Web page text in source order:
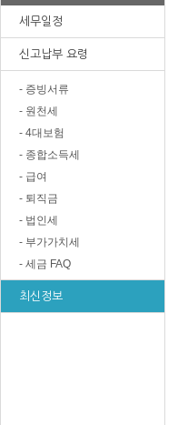
세무일정
신고납부 요령
- 증빙서류
- 원천세
- 4대보험
- 종합소득세
- 급여
- 퇴직금
- 법인세
- 부가가치세
- 세금 FAQ
최신정보